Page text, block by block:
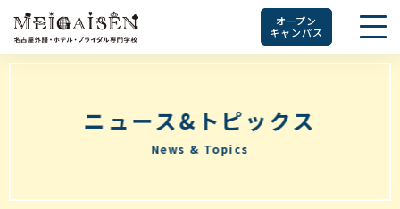
オープン
キャンパス
ニュース&トピックス
News & Topics